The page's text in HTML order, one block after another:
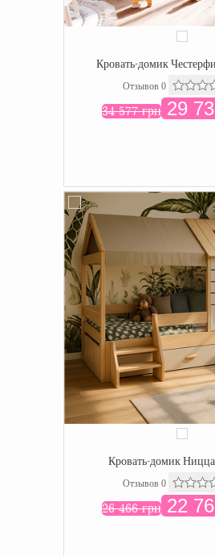
Кровать-домик
Отзывов 0
34 577 грн29
Кровать-домик
Отзывов 0
26 466 грн22